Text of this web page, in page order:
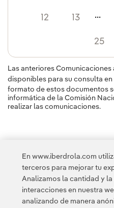
12 13 ...
25
Las anteriores Comunicaciones
disponibles para su consulta en
formato de estos documentos
informática de la Comisión
realizar las comunicaciones.
En www.iberdrola.com
terceros para mejorar tu
Analizamos la cantidad y
interacciones en nuestra
analizando de manera